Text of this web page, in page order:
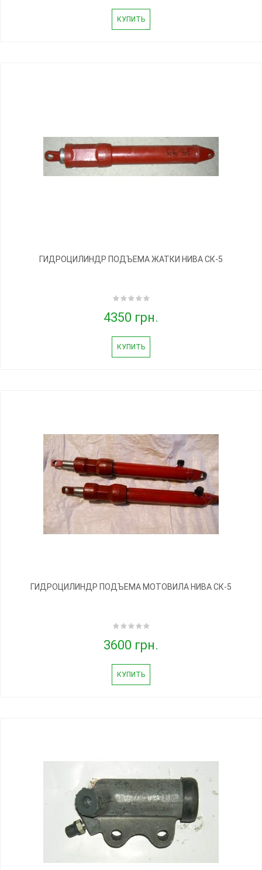
КУПИТЬ
ГИДРОЦИЛИНДР ПОДЪЕМА ЖАТКИ НИВА СК-5
4350 грн.
КУПИТЬ
ГИДРОЦИЛИНДР ПОДЪЕМА МОТОВИЛА НИВА СК-5
3600 грн.
КУПИТЬ